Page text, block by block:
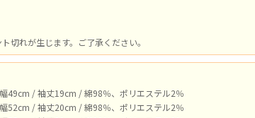
切れが生じます。ご了承ください。
49cm / 袖丈19cm / 綿98％、ポリエステル2％
52cm / 袖丈20cm / 綿98％、ポリエステル2％